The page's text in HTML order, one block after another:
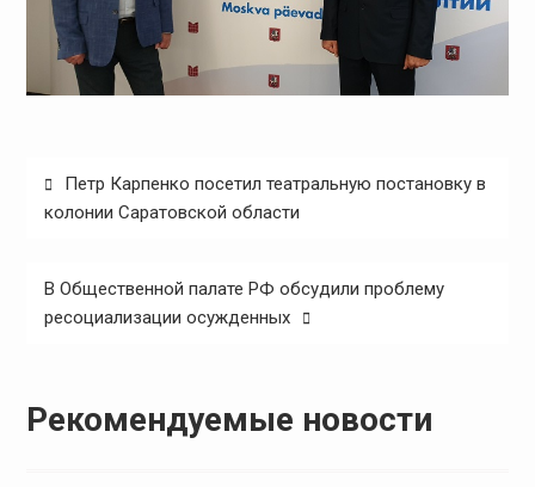
Навигация
по
Петр Карпенко посетил театральную постановку в
колонии Саратовской области
В Общественной палате РФ обсудили проблему
ресоциализации осужденных
Рекомендуемые новости